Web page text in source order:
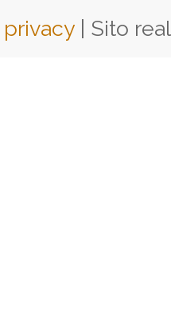
| Sito